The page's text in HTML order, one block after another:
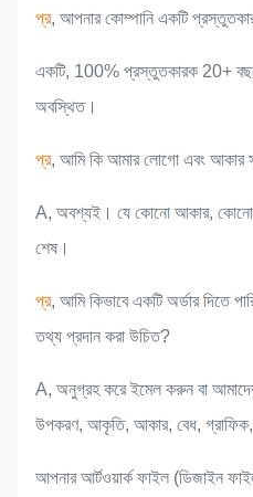
প্র, আপনার কোম্পানি একটি
একটি, 100% প্রস্তুতকারক 20+
অবস্থিত।
প্র, আমি কি আমার লোগো এবং আকার
A, অবশ্যই। যে কোনো আকার,
শেষ।
প্র, আমি কিভাবে একটি অর্ডার দিতে
তথ্য প্রদান করা উচিত?
A, অনুগ্রহ করে ইমেল করুন বা
উপকরণ, আকৃতি, আকার, বেধ, গ্রাফিক,
আপনার আর্টওয়ার্ক ফাইল (ডিজাইন